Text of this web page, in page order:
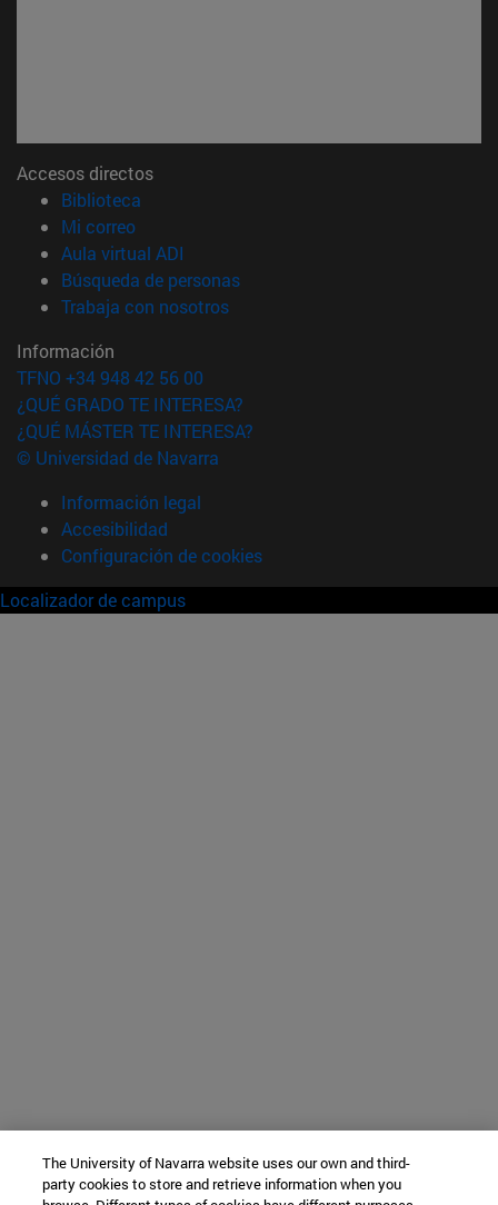
Accesos directos
Biblioteca
Mi correo(abre en nueva ventana)
Aula virtual ADI
Búsqueda de personas(abre en nueva ventana)
Trabaja con nosotros(abre en nueva ventana)
Información
TFNO +34 948 42 56 00
¿QUÉ GRADO TE INTERESA?
¿QUÉ MÁSTER TE INTERESA?
© Universidad de Navarra
Información legal
Accesibilidad
Configuración de cookies
Localizador de campus
The University of Navarra website uses our own and third-
party cookies to store and retrieve information when you